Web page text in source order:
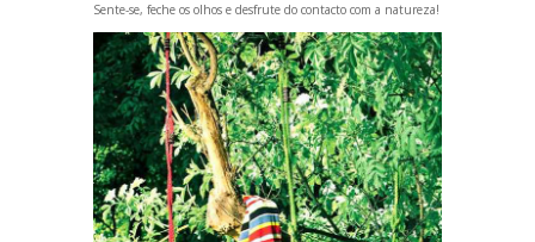
Sente-se, feche os olhos e desfrute do contacto com a natureza!